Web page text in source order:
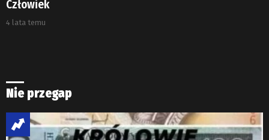
Człowiek
4 lata temu
Nie przegap